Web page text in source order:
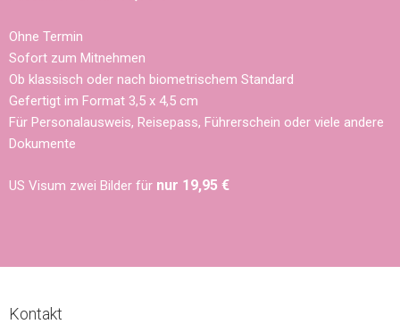
Ohne Termin
Sofort zum Mitnehmen
Ob klassisch oder nach biometrischem Standard
Gefertigt im Format 3,5 x 4,5 cm
Für Personalausweis, Reisepass, Führerschein oder viele andere
Dokumente
US Visum zwei Bilder für nur 19,95 €
Kontakt